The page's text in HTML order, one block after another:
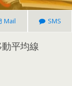
Mail SMS
平均線